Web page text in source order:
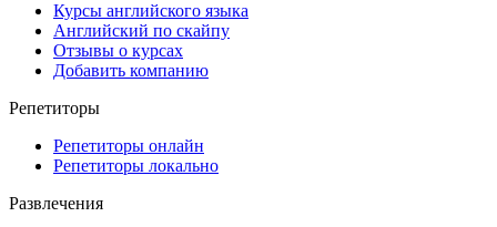
Курсы английского языка
Английский по скайпу
Отзывы о курсах
Добавить компанию
Репетиторы
Репетиторы онлайн
Репетиторы локально
Развлечения